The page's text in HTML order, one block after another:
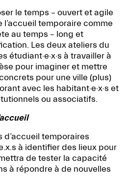
le temps – ouvert et agile
l’accueil temporaire comme
au temps – long et
Les deux ateliers du
étudiant·e·x·s à travailler à
pour imaginer et mettre
pour une ville (plus)
avec les habitant·e·x·s et
ou associatifs.
temporaires
à identifier des lieux pour
de tester la capacité
à répondre à de nouvelles